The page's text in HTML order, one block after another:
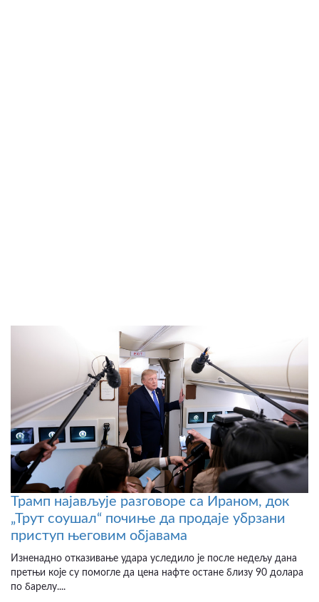
Трамп најављује разговоре са Ираном, док
„Трут соушал“ почиње да продаје убрзани
приступ његовим објавама
Изненадно отказивање удара уследило је после недељу дана
претњи које су помогле да цена нафте остане близу 90 долара
по барелу....